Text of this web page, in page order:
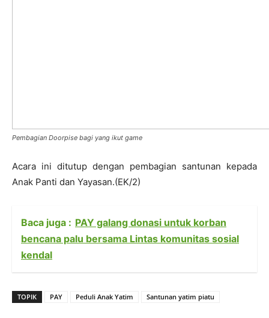
Pembagian Doorpise bagi yang ikut game
Acara ini ditutup dengan pembagian santunan kepada
Anak Panti dan Yayasan.(EK/2)
Baca juga : PAY galang donasi untuk korban
bencana palu bersama Lintas komunitas sosial
kendal
TOPIK PAY Peduli Anak Yatim Santunan yatim piatu